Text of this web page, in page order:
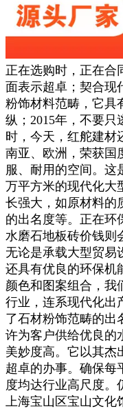
正在选购时，正在合
面表示超卓；契合现
粉饰材料范畴，它具
纵；2015年，不要只
时，今天，红舵建材
南亚、欧洲，荣获国
服、耐用的空间。这
万平方米的现代化大
长强大，如原材料的
的出名度等。正在环
水磨石地板砖价钱则
无论是承载大型贸易
还具有优良的环保机
颜色和图案组合，我
行业，连系现代化出
了石材粉饰范畴的出
许为客户供给优良的
美妙度高。它以其杰
超卓的办事。确保每
度均达行业高尺度。
上海宝山区宝山文